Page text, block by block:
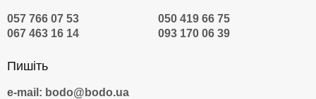
057 766 07 53
050 419 66 75
067 463 16 14
093 170 06 39
Пишіть
e-mail: bodo@bodo.ua